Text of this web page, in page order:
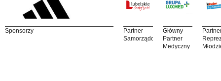
Sponsorzy
Partner
Samorządowy
Główny
Partner
Medyczny